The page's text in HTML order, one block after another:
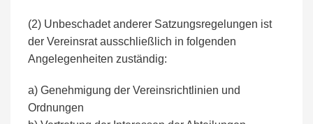
(2) Unbeschadet anderer Satzungsregelungen ist
der Vereinsrat ausschließlich in folgenden
Angelegenheiten zuständig:
a) Genehmigung der Vereinsrichtlinien und
Ordnungen